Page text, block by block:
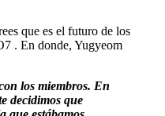
que es el futuro de los
. En donde, Yugyeom
los miembros. En
decidimos que